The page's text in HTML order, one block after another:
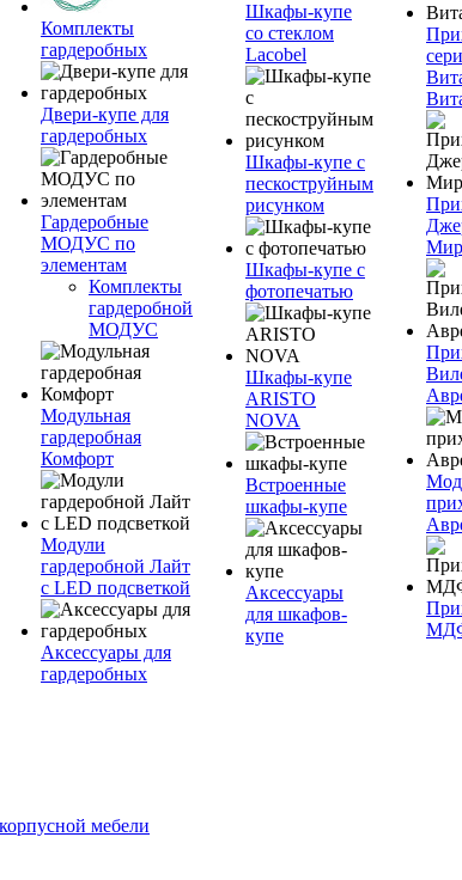
Комплекты
гардеробных
Двери-купе для
гардеробных
Гардеробные
МОДУС по
элементам
Комплекты
гардеробной
МОДУС
Модульная
гардеробная
Комфорт
Модули
гардеробной Лайт
с LED подсветкой
Аксессуары для
гардеробных
Шкафы-купе
со стеклом
Lacobel
Шкафы-купе с
пескоструйным
рисунком
Шкафы-купе с
фотопечатью
Шкафы-купе
ARISTO
NOVA
Встроенные
шкафы-купе
Аксессуары
для шкафов-
купе